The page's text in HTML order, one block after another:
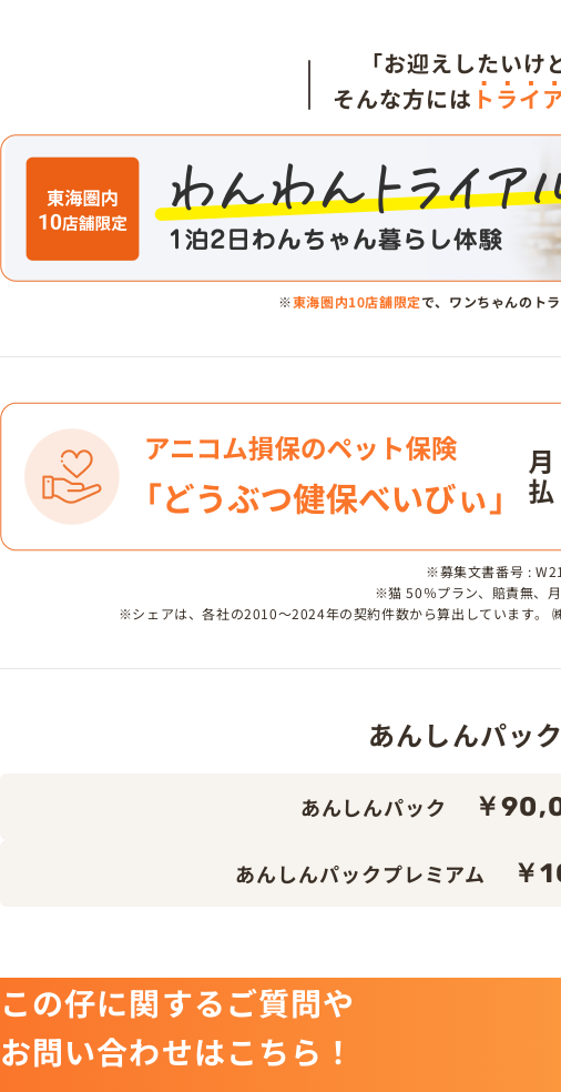
「お迎えしたいけ
そんな方には トライ
※東海圏内10店舗限定で、ワンちゃんのト
※募集文書番号 :
※猫 50％プラン、賠責無、月
※シェアは、各社の2010～2024年の契約件数から算出しています。
あんしんパッ
あんしんパック ￥
あんしんパックプレミアム ￥
この仔に関するご質問や
お問い合わせはこちら！